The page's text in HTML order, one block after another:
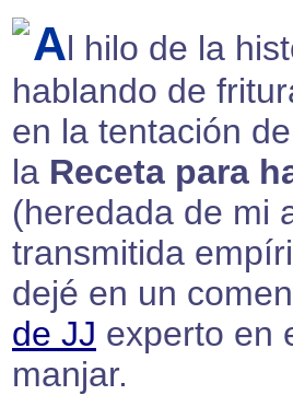
Al hilo de la
hablando de
en la tentación
la Receta para
(heredada de mi
transmitida
dejé en un
de JJ experto en
manjar.